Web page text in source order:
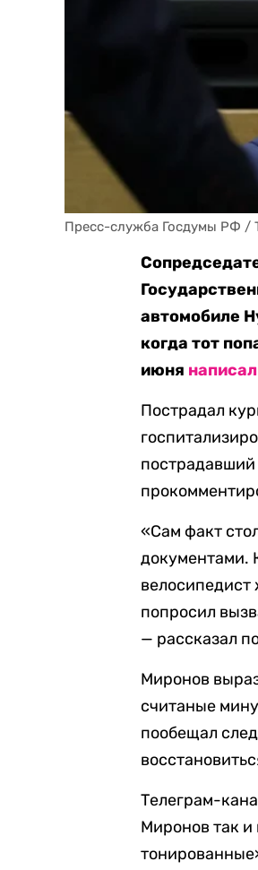
Пресс-служба Госдумы РФ /
автомобиле
когда тот
июня написал
Пострадал
«Сам факт
документами.
велосипедист
попросил
— рассказал
Миронов
считаные
пообещал
Телеграм-
Миронов так и